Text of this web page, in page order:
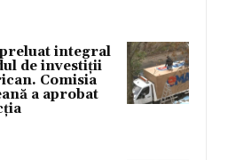
preluat integral
de investiții
Comisia
a aprobat